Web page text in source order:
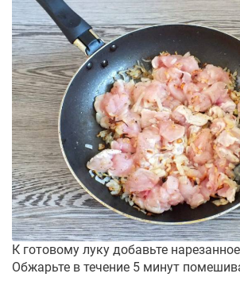
К готовому луку добавьте
Обжарьте в течение 5 минут